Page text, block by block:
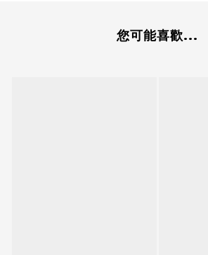
您可能喜歡...